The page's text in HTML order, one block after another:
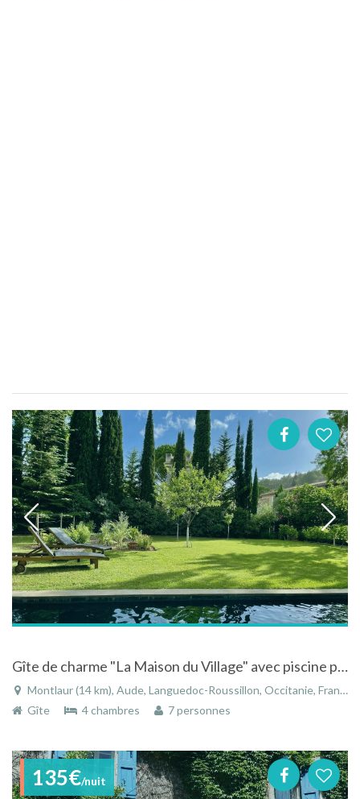
Gîte de charme "La Maison du Village" avec piscine privée au coeur du Pays Cathare à Montlaur
Montlaur (14 km), Aude, Languedoc-Roussillon, Occitanie, France
Gîte
4 chambres 7 personnes
135€/nuit